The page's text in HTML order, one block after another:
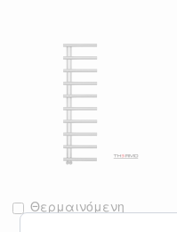
Θερμαινόμενη
Προσθήκη